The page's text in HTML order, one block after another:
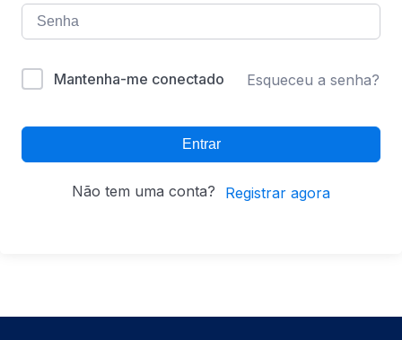
Mantenha-me conectado Esqueceu a senha?
Entrar
Não tem uma conta? Registrar agora